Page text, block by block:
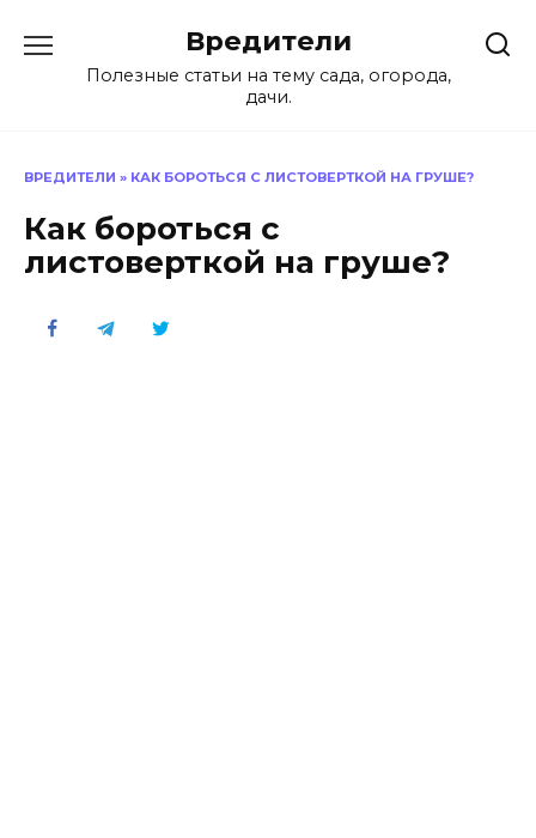
содержанию
Вредители
Полезные статьи на тему сада, огорода,
дачи.
ВРЕДИТЕЛИ » КАК БОРОТЬСЯ С ЛИСТОВЕРТКОЙ НА ГРУШЕ?
Как бороться с
листоверткой на груше?